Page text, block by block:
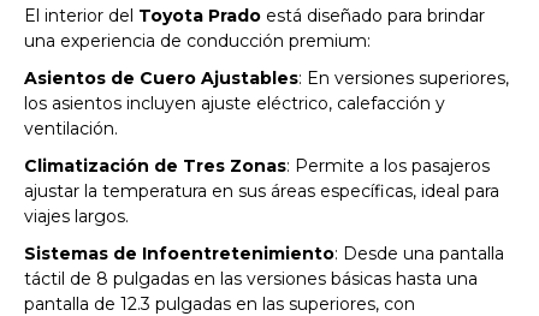
El interior del Toyota Prado está diseñado para brindar
una experiencia de conducción premium:
Asientos de Cuero Ajustables: En versiones superiores,
los asientos incluyen ajuste eléctrico, calefacción y
ventilación.
Climatización de Tres Zonas: Permite a los pasajeros
ajustar la temperatura en sus áreas específicas, ideal para
viajes largos.
Sistemas de Infoentretenimiento: Desde una pantalla
táctil de 8 pulgadas en las versiones básicas hasta una
pantalla de 12.3 pulgadas en las superiores, con